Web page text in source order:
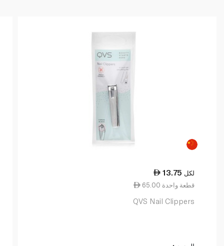
13.75 لكل
65.00 قطعة واحدة
QVS Nail Clippers